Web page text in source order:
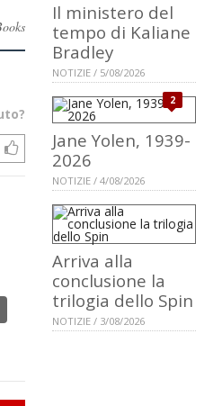
Il ministero del
tempo di Kaliane
Bradley
NOTIZIE / 5/08/2026
2
Jane Yolen, 1939-
2026
NOTIZIE / 4/08/2026
Arriva alla
conclusione la
trilogia dello Spin
NOTIZIE / 3/08/2026